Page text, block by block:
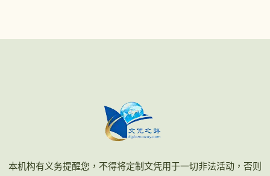
本机构有义务提醒您，不得将定制文凭用于一切非法活动，否则